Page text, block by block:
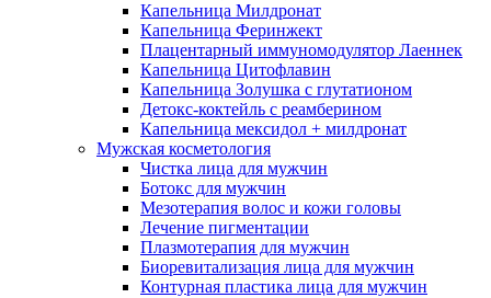
Капельница Милдронат
Капельница Феринжект
Плацентарный иммуномодулятор Лаеннек
Капельница Цитофлавин
Капельница Золушка с глутатионом
Детокс-коктейль с реамберином
Капельница мексидол + милдронат
Мужская косметология
Чистка лица для мужчин
Ботокс для мужчин
Мезотерапия волос и кожи головы
Лечение пигментации
Плазмотерапия для мужчин
Биоревитализация лица для мужчин
Контурная пластика лица для мужчин